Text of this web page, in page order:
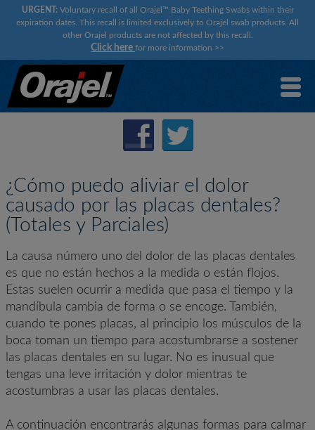
URGENT:Voluntary recall of all Orajel™ Baby Teething Swabs within their
expiration dates. This recall is limited exclusively to Orajel swab products. All
other Orajel products are not affected by this recall.
Click here for more information >>
¿Cómo puedo aliviar el dolor
causado por las placas dentales?
(Totales y Parciales)
La causa número uno del dolor de las placas dentales
es que no están hechos a la medida o están flojos.
Estas suelen ocurrir a medida que pasa el tiempo y la
mandíbula cambia de forma o se encoge. También,
cuando te pones placas, al principio los músculos de la
boca toman un tiempo para acostumbrarse a sostener
las placas dentales en su lugar. No es inusual que
tengas una leve irritación y dolor mientras te
acostumbras a usar las placas dentales.
A continuación encontrarás algunas formas para calmar